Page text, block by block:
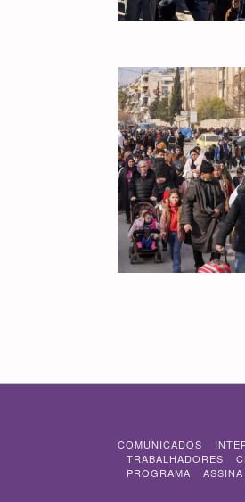
COMUNICADOS
TRABALHADORES
PROGRAMA